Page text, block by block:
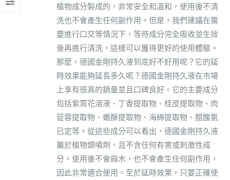
植物成分製成的，非常安全和溫和，使用後不清
洗也不會產生任何副作用。但是，我們建議在需
要進行口交等情況下，等待成分完全吸收並生效
後再進行清洗，這樣可以獲得更好的使用體驗。
那麼，德國金剛持久液到底好不好用呢？它的延
時效果能夠延長多久呢？德國金剛持久液在市場
上享有很高的銷量並且口碑良好。它的主要成分
包括紫霄花溶液、丁香提取物、桂皮提取物、肉
蓯蓉提取物、蟾酥提取物、海綿提取物、醋酸氯
已定等。從這些成分可以看出，德國金剛持久液
屬於植物類噴劑，且不含任何有害或刺激性成
分。使用後不會麻木，也不會產生任何副作用，
因此非常適合使用。至於延時效果，只要正確使